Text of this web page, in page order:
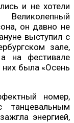
и не хотели
Великолепный
он давно не
выступил с
зале,
на фестивале
них была «Осень
номер,
танцевальным
энергией,